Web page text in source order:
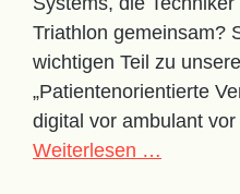
Triathlon gemeinsam?
wichtigen Teil zu
„Patientenorientierte
digital vor ambulant
Weiterlesen …